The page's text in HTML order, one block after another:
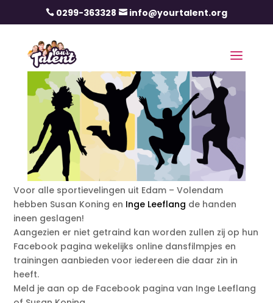
 0299-363328  info@yourtalent.org
Voor alle sportievelingen uit Edam – Volendam
hebben Susan Koning en Inge Leeflang de handen
ineen geslagen!
Aangezien er niet getraind kan worden zullen zij op hun
Facebook pagina wekelijks online dansfilmpjes en
trainingen aanbieden voor iedereen die daar zin in
heeft.
Meld je aan op de Facebook pagina van Inge Leeflang